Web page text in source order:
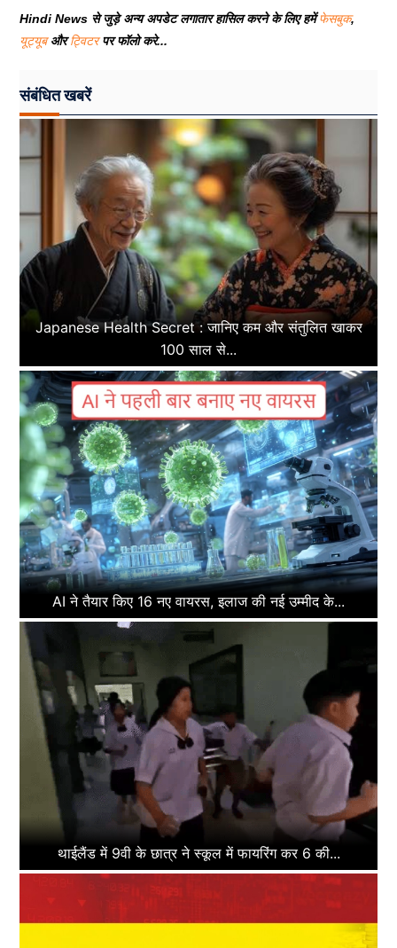
Hindi News से जुड़े अन्य अपडेट लगातार हासिल करने के लिए हमेंफेसबुक,
यूट्यूबऔरट्विटरपर फॉलो करे...
संबंधित खबरें
Japanese Health Secret : जानिए कम और संतुलित खाकर
100 साल से...
AI ने तैयार किए 16 नए वायरस, इलाज की नई उम्मीद के...
थाईलैंड में 9वी के छात्र ने स्कूल में फायरिंग कर 6 की...